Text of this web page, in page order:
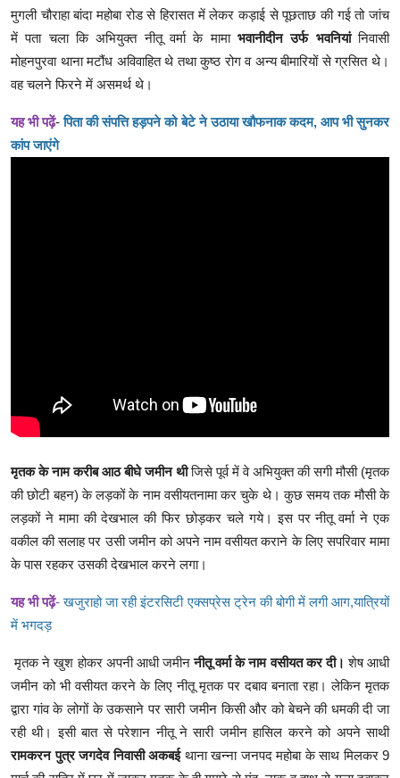
मुगली चौराहा बांदा महोबा रोड से हिरासत में लेकर कड़ाई से पूछताछ की गई तो जांच
में पता चला कि अभियुक्त नीतू वर्मा के मामा भवानीदीन उर्फ भवनियांनिवासी
मोहनपुरवा थाना मटौंध अविवाहित थे तथा कुष्ठ रोग व अन्य बीमारियों से ग्रसित थे।
वह चलने फिरने में असमर्थ थे।
यह भी पढ़ें-पिता की संपत्ति हड़पने को बेटे ने उठाया खौफनाक कदम, आप भी सुनकर
कांप जाएंगे
मृतक के नाम करीब आठ बीघे जमीन थीजिसे पूर्व में वे अभियुक्त की सगी मौसी (मृतक
की छोटी बहन) के लड़कों के नाम वसीयतनामा कर चुके थे। कुछ समय तक मौसी के
लड़कों ने मामा की देखभाल की फिर छोड़कर चले गये। इस पर नीतू वर्मा ने एक
वकील की सलाह पर उसी जमीन को अपने नाम वसीयत कराने के लिए सपरिवार मामा
के पास रहकर उसकी देखभाल करने लगा।
यह भी पढ़ें- खजुराहो जा रही इंटरसिटी एक्सप्रेस ट्रेन की बोगी में लगी आग,यात्रियों
में भगदड़
मृतक ने खुश होकर अपनी आधी जमीननीतू वर्मा के नाम वसीयत कर दी। शेष आधी
जमीन को भी वसीयत करने के लिए नीतू मृतक पर दबाव बनाता रहा। लेकिन मृतक
द्वारा गांव के लोगों के उकसाने पर सारी जमीन किसी और को बेचने की धमकी दी जा
रही थी। इसी बात से परेशान नीतू ने सारी जमीन हासिल करने को अपने साथी
रामकरन पुत्र जगदेव निवासी अकबईथाना खन्ना जनपद महोबा के साथ मिलकर 9